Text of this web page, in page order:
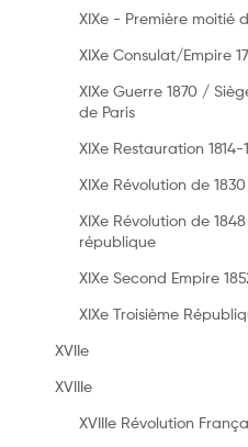
XIXe - Première moitié
XIXe Consulat/Empire
XIXe Guerre 1870 /
de Paris
XIXe Restauration 1814-
XIXe Révolution de 1830
XIXe Révolution de
république
XIXe Second Empire
XIXe Troisième
XVIIe
XVIIIe
XVIIIe Révolution